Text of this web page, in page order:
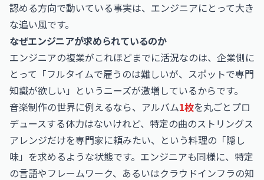
認める方向で動いている事実は、エンジニアにとって大き
な追い風です。
なぜエンジニアが求められているのか
エンジニアの複業がこれほどまでに活況なのは、企業側に
とって「フルタイムで雇うのは難しいが、スポットで専門
知識が欲しい」というニーズが激増しているからです。
音楽制作の世界に例えるなら、アルバム1枚を丸ごとプロ
デュースする体力はないけれど、特定の曲のストリングス
アレンジだけを専門家に頼みたい、という料理の「隠し
味」を求めるような状態です。エンジニアも同様に、特定
の言語やフレームワーク、あるいはクラウドインフラの知